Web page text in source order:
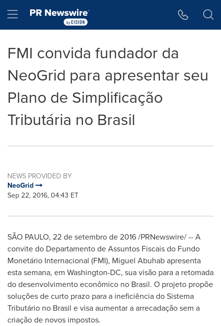
Hamburger menu
FMI convida fundador da
NeoGrid para apresentar seu
Plano de Simplificação
Tributária no Brasil
NEWS PROVIDED BY
NeoGrid
Sep 22, 2016, 04:43 ET
SÃO PAULO, 22 de setembro de 2016 /PRNewswire/ -- A
convite do Departamento de Assuntos Fiscais do Fundo
Monetário Internacional (FMI), Miguel Abuhab apresenta
esta semana, em Washington-DC, sua visão para a retomada
do desenvolvimento econômico no Brasil. O projeto propõe
soluções de curto prazo para a ineficiência do Sistema
Tributário no Brasil e visa aumentar a arrecadação sem a
criação de novos impostos.